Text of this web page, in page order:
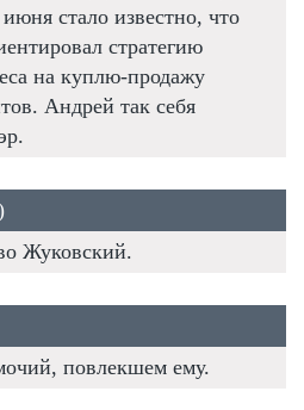
стало известно, что
стратегию
на куплю-продажу
Андрей так себя
Жуковский.
повлекшем ему.